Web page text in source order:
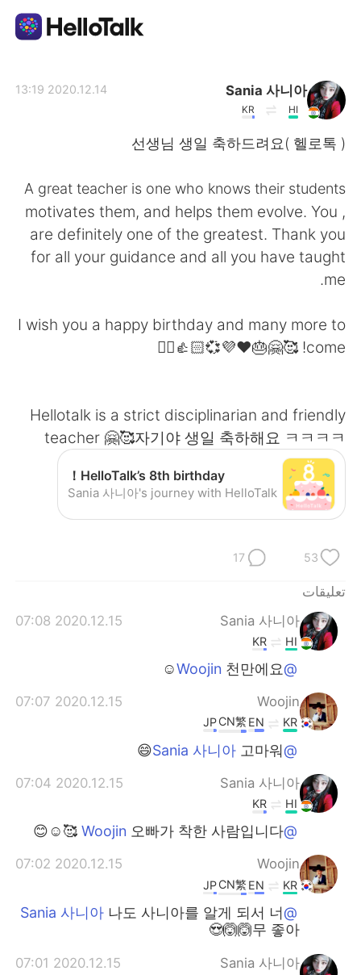
English 简体中文
Français Deutsch
Русский ไทย
Indonesia Italiano
Türkçe Tiếng Việt
Sania 사니아
HI
KR
2020.12.14 13:19
선생님 생일 축하드려요( 헬로톡 )
A great teacher is one who knows their students
, motivates them, and helps them evolve. You
are definitely one of the greatest. Thank you
for all your guidance and all you have taught
me.
I wish you a happy birthday and many more to
come! 🥰🤗🎂❤️💜💞👍🏻✌🏻
Hellotalk is a strict disciplinarian and friendly
teacher 🤗🥰자기야 생일 축하해요 ㅋㅋㅋㅋ
HelloTalk’s 8th birthday！
Sania 사니아's journey with HelloTalk
53
17
تعليقات
Sania 사니아
2020.12.15 07:08
HI
KR
@Woojin
천만에요☺️
Woojin
2020.12.15 07:07
KR
EN
CN繁
JP
@Sania 사니아
고마워😄
Sania 사니아
2020.12.15 07:04
HI
KR
@Woojin
오빠가 착한 사람입니다 🥰☺😊
Woojin
2020.12.15 07:02
KR
EN
CN繁
JP
@Sania 사니아
나도 사니아를 알게 되서 너
무 좋아🙆🙆😍
Sania 사니아
2020.12.15 07:01